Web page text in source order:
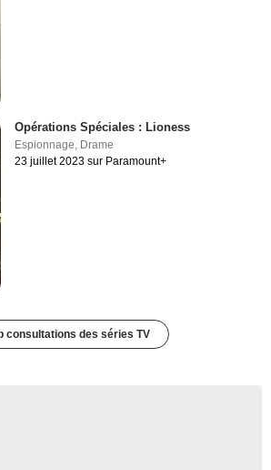
Opérations Spéciales : Lioness
Espionnage, Drame
23 juillet 2023 sur Paramount+
consultations des séries TV